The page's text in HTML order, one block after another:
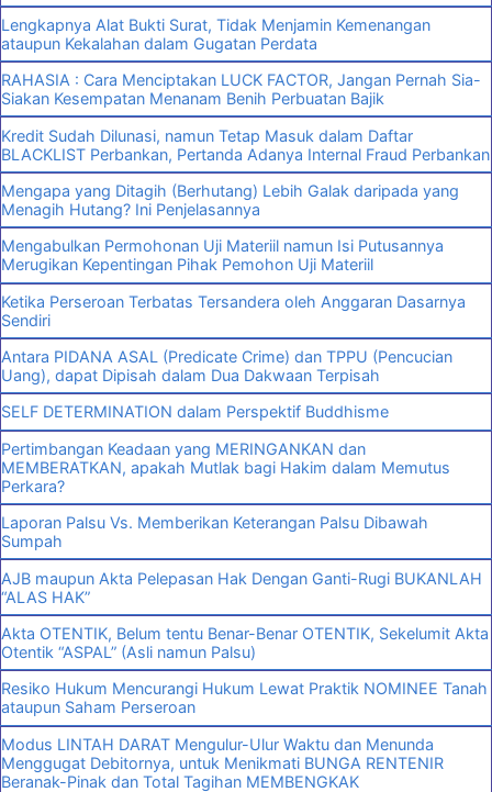
Lengkapnya Alat Bukti Surat, Tidak Menjamin Kemenangan
ataupun Kekalahan dalam Gugatan Perdata
RAHASIA : Cara Menciptakan LUCK FACTOR, Jangan Pernah Sia-
Siakan Kesempatan Menanam Benih Perbuatan Bajik
Kredit Sudah Dilunasi, namun Tetap Masuk dalam Daftar
BLACKLIST Perbankan, Pertanda Adanya Internal Fraud Perbankan
Mengapa yang Ditagih (Berhutang) Lebih Galak daripada yang
Menagih Hutang? Ini Penjelasannya
Mengabulkan Permohonan Uji Materiil namun Isi Putusannya
Merugikan Kepentingan Pihak Pemohon Uji Materiil
Ketika Perseroan Terbatas Tersandera oleh Anggaran Dasarnya
Sendiri
Antara PIDANA ASAL (Predicate Crime) dan TPPU (Pencucian
Uang), dapat Dipisah dalam Dua Dakwaan Terpisah
SELF DETERMINATION dalam Perspektif Buddhisme
Pertimbangan Keadaan yang MERINGANKAN dan
MEMBERATKAN, apakah Mutlak bagi Hakim dalam Memutus
Perkara?
Laporan Palsu Vs. Memberikan Keterangan Palsu Dibawah
Sumpah
AJB maupun Akta Pelepasan Hak Dengan Ganti-Rugi BUKANLAH
“ALAS HAK”
Akta OTENTIK, Belum tentu Benar-Benar OTENTIK, Sekelumit Akta
Otentik “ASPAL” (Asli namun Palsu)
Resiko Hukum Mencurangi Hukum Lewat Praktik NOMINEE Tanah
ataupun Saham Perseroan
Modus LINTAH DARAT Mengulur-Ulur Waktu dan Menunda
Menggugat Debitornya, untuk Menikmati BUNGA RENTENIR
Beranak-Pinak dan Total Tagihan MEMBENGKAK